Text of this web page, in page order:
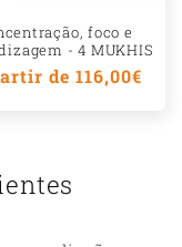
foco e
- 4 MUKHIS
de 116,00€